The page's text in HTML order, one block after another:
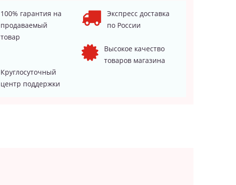
100% гарантия на
продаваемый
товар
Экспресс доставка
по России
Высокое качество
товаров магазина
Круглосуточный
центр поддержки